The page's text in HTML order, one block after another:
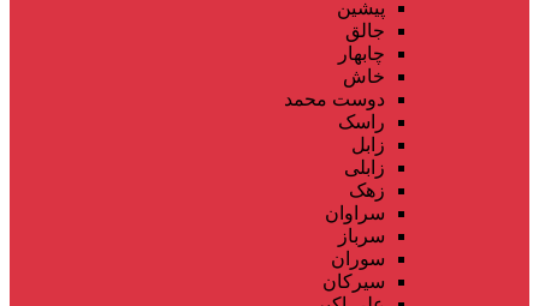
پیشین
جالق
چابهار
خاش
دوست محمد
راسک
زابل
زابلی
زهک
سراوان
سرباز
سوران
سیرکان